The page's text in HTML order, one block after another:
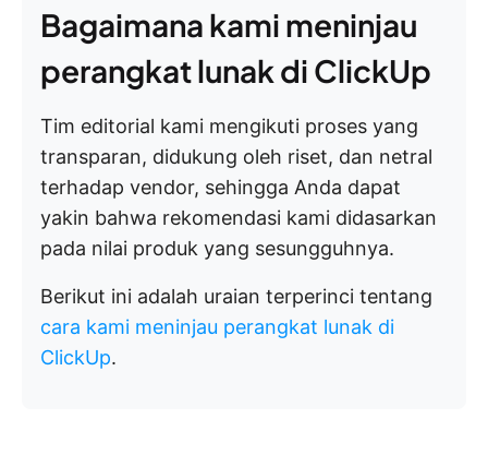
Bagaimana kami meninjau
perangkat lunak di ClickUp
Tim editorial kami mengikuti proses yang
transparan, didukung oleh riset, dan netral
terhadap vendor, sehingga Anda dapat
yakin bahwa rekomendasi kami didasarkan
pada nilai produk yang sesungguhnya.
Berikut ini adalah uraian terperinci tentang
cara kami meninjau perangkat lunak di
ClickUp.